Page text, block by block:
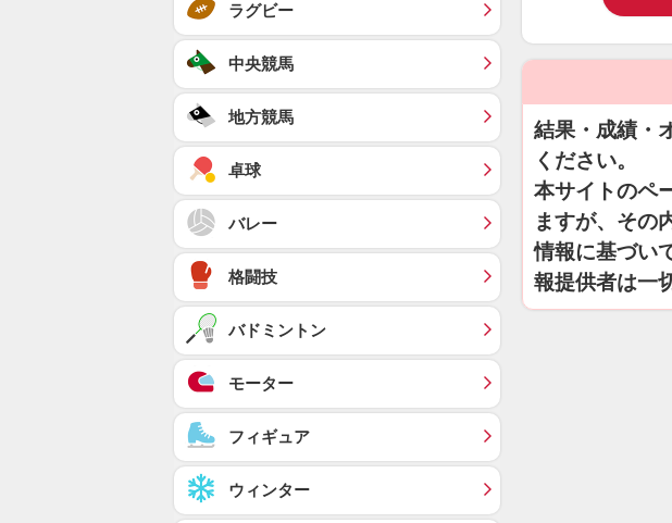
結果・成績・
ください。
本サイトのペ
ますが、その
情報に基づい
報提供者は一
ラグビー
中央競馬
地方競馬
卓球
バレー
格闘技
バドミントン
モーター
フィギュア
ウィンター